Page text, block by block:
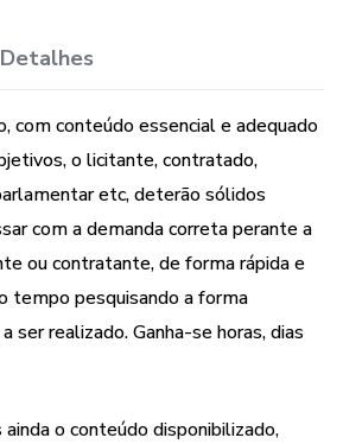
Detalhes
com conteúdo essencial e adequado
o licitante, contratado,
etc, deterão sólidos
com a demanda correta perante a
ou contratante, de forma rápida e
tempo pesquisando a forma
ser realizado. Ganha-se horas, dias
ainda o conteúdo disponibilizado,